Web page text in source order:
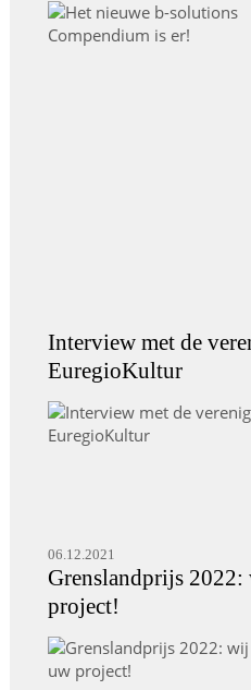
Interview met de
EuregioKultur
06.12.2021
Grenslandprijs
project!